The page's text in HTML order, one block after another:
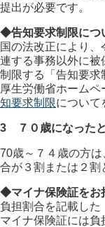
提出が必要です。
◆告知要求制限につ
国の法改正により
連する事務以外に被
制限する「告知要求
厚生労働省ホームペ
知要求制限について
3 ７０歳になった
70歳～７４歳の方
合が３割または２割
◆マイナ保険証をお
負担割合を記載した
マイナ保険証には負